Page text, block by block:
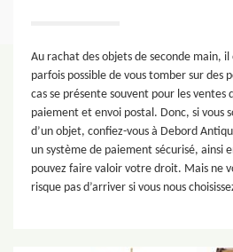
Au rachat des objets de seconde main,
parfois possible de vous tomber sur des
cas se présente souvent pour les ventes
paiement et envoi postal. Donc, si vous
d’un objet, confiez-vous à Debord
un système de paiement sécurisé, ainsi
pouvez faire valoir votre droit. Mais ne
risque pas d’arriver si vous nous